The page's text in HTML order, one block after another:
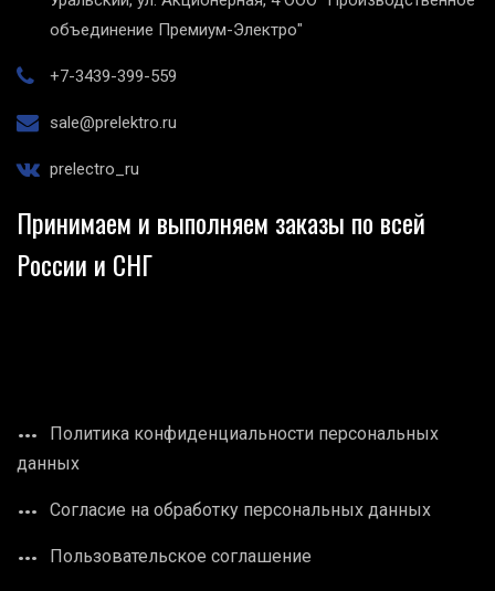
объединение Премиум-Электро"
+7-3439-399-559
sale@prelektro.ru
prelectro_ru
Принимаем и выполняем заказы по всей
России и СНГ
Политика конфиденциальности персональных
данных
Согласие на обработку персональных данных
Пользовательское соглашение